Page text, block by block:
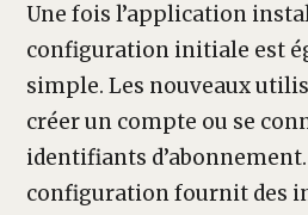
Une fois l’application
configuration initiale est
simple. Les nouveaux
créer un compte ou se
identifiants
configuration fournit des